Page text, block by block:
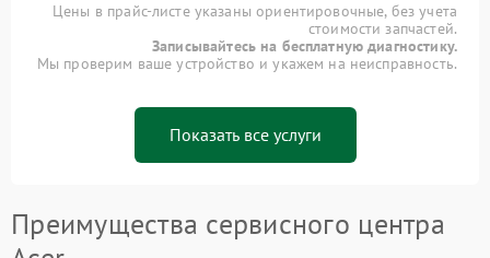
Цены в прайс-листе указаны ориентировочные, без учета
стоимости запчастей.
Записывайтесь на бесплатную диагностику.
Мы проверим ваше устройство и укажем на неисправность.
Показать все услуги
Преимущества сервисного центра